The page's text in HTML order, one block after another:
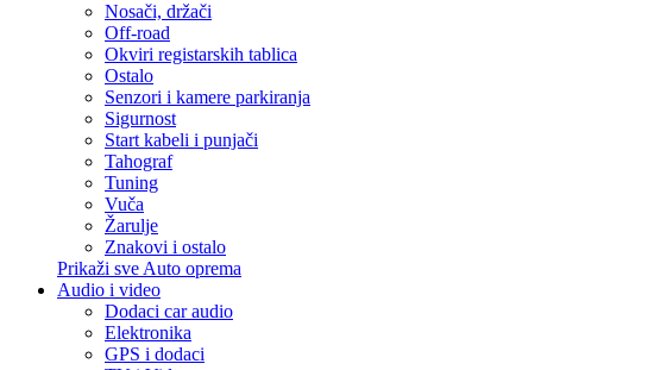
Nosači, držači
Off-road
Okviri registarskih tablica
Ostalo
Senzori i kamere parkiranja
Sigurnost
Start kabeli i punjači
Tahograf
Tuning
Vuča
Žarulje
Znakovi i ostalo
Prikaži sve Auto oprema
Audio i video
Dodaci car audio
Elektronika
GPS i dodaci